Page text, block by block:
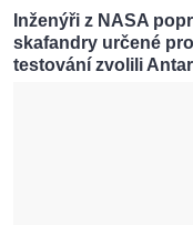
Inženýři z NASA
skafandry určené
testování zvolili